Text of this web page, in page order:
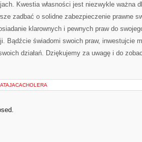
Kwestia własności jest niezwykle ważna
zadbać ⁤o solidne zabezpieczenie prawne
klarownych⁣ i pewnych praw⁢ do
Bądźcie świadomi swoich praw, inwestujcie
działań. Dziękujemy za uwagę i do